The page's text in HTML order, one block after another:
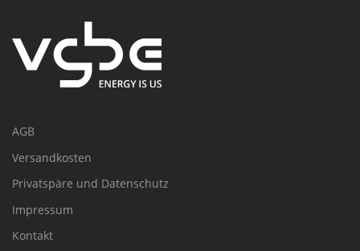
AGB
Versandkosten
Privatspäre und Datenschutz
Impressum
Kontakt